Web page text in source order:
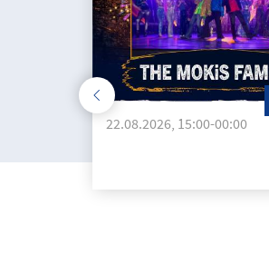
22.08.2026, 15:00-00:00